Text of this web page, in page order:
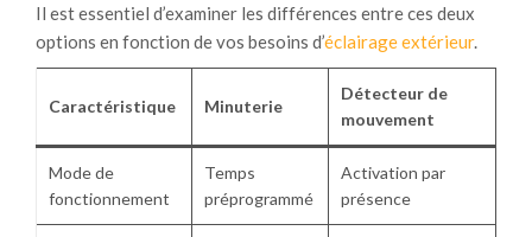
Il est essentiel d’examiner les différences entre ces deux
options en fonction de vos besoins d’éclairage extérieur.
Caractéristique Minuterie
Détecteur de
mouvement
Mode de
fonctionnement
Temps
préprogrammé
Activation par
présence